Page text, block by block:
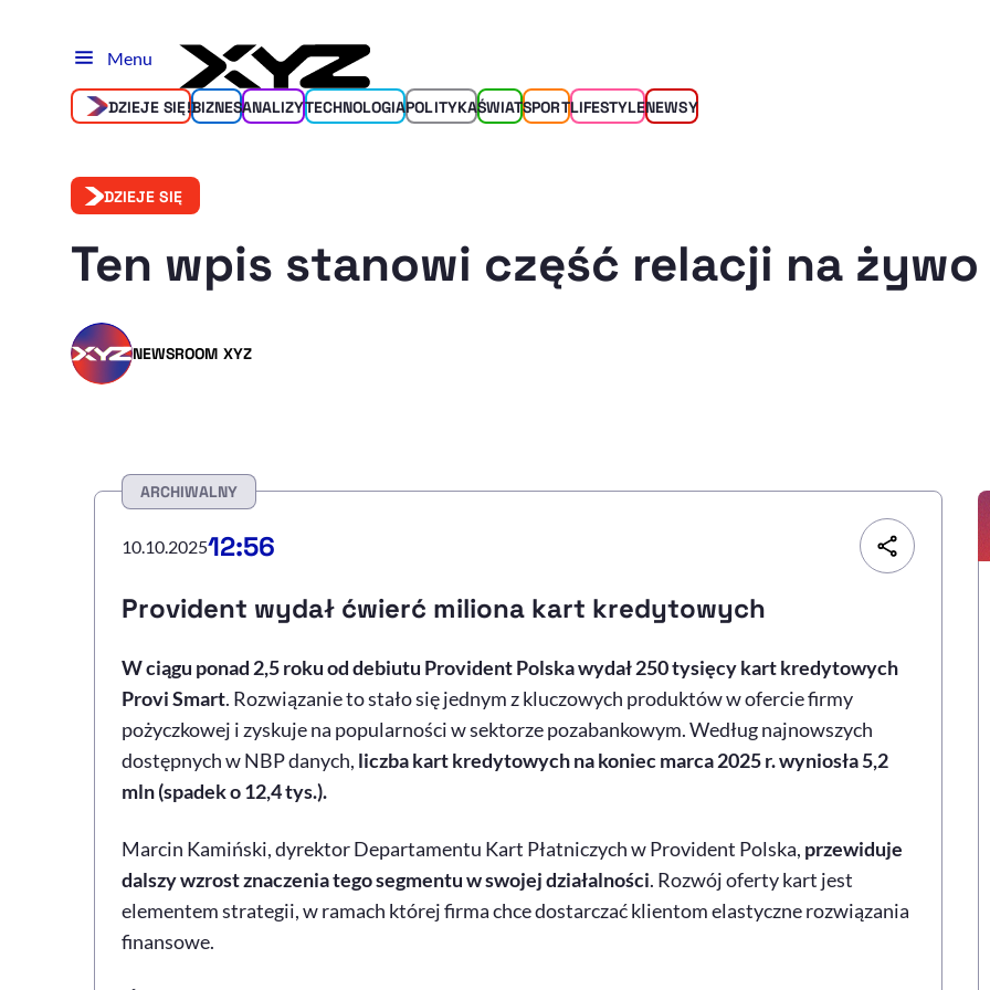
Menu
DZIEJE SIĘ!BIZNESANALIZYTECHNOLOGIAPOLITYKAŚWIATSPORTLIFESTYLENEWSY
DZIEJE SIĘ
Ten wpis stanowi część relacji na żywo
NEWSROOM XYZ
ARCHIWALNY
10.10.202512:56
Provident wydał ćwierć miliona kart kredytowych
W ciągu ponad 2,5 roku od debiutu Provident Polska wydał 250 tysięcy kart kredytowych
Provi Smart. Rozwiązanie to stało się jednym z kluczowych produktów w ofercie firmy
pożyczkowej i zyskuje na popularności w sektorze pozabankowym. Według najnowszych
dostępnych w NBP danych, liczba kart kredytowych na koniec marca 2025 r. wyniosła 5,2
mln (spadek o 12,4 tys.).
Marcin Kamiński, dyrektor Departamentu Kart Płatniczych w Provident Polska, przewiduje
dalszy wzrost znaczenia tego segmentu w swojej działalności. Rozwój oferty kart jest
elementem strategii, w ramach której firma chce dostarczać klientom elastyczne rozwiązania
finansowe.